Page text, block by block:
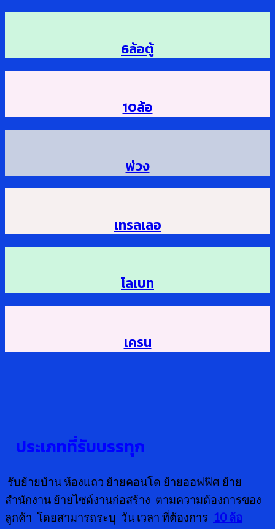
6ล้อตู้
10ล้อ
พ่วง
เทรลเลอ
โลเบท
เครน
ประเภทที่รับบรรทุก
รับย้ายบ้าน ห้องแถว ย้ายคอนโด ย้ายออฟฟิศ ย้าย
สำนักงาน ย้ายไซต์งานก่อสร้าง ตามความต้องการของ
ลูกค้า โดยสามารถระบุ วัน เวลา ที่ต้องการ 10 ล้อ